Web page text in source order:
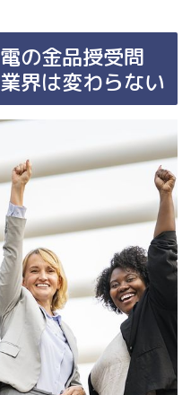
の金品授受問
界は変わらない